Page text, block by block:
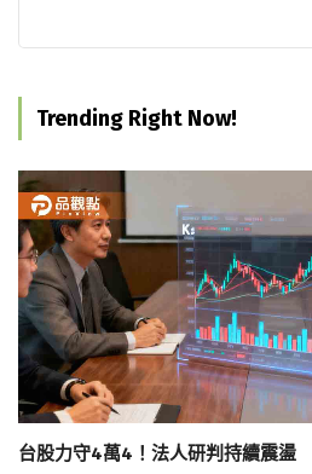
Trending Right Now!
台股力守4萬4！法人研判持續震盪